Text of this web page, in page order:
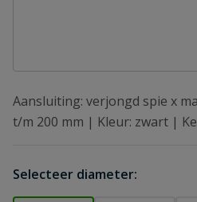
Aansluiting: verjongd spie x
t/m 200 mm | Kleur: zwart |
Selecteer diameter: